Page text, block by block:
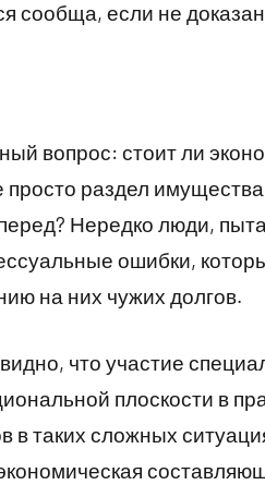
сообща, если не
вопрос: стоит ли
просто раздел
Нередко люди,
ошибки,
на них чужих долгов.
что участие
плоскости в
в таких сложных